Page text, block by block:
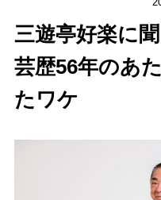
三遊亭好楽に聞
芸歴56年のあ
たワケ